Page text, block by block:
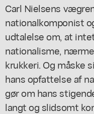
Carl Nielsens
nationalkomponist
udtalelse om, at
nationalisme,
krukkeri. Og måske
hans opfattelse af
gør om hans
langt og slidsomt